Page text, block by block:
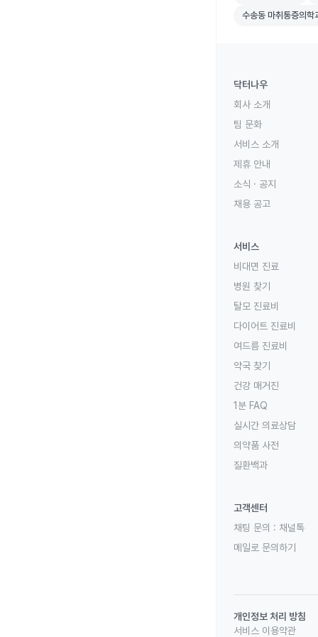
수송동 마취통증
수송동 마취통증의학
닥터나우
회사 소개
팀 문화
서비스 소개
제휴 안내
소식 · 공지
채용 공고
서비스
비대면 진료
병원 찾기
탈모 진료비
다이어트 진료비
여드름 진료비
약국 찾기
건강 매거진
1분 FAQ
실시간 의료상담
의약품 사전
질환백과
고객센터
채팅 문의 : 채널톡
메일로 문의하기
개인정보 처리 방침
서비스 이용약관